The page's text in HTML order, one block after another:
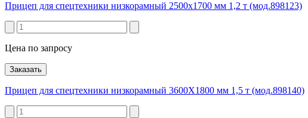
Прицеп для спецтехники низкорамный 2500х1700 мм 1,2 т (мод.898123)
Цена по запросу
Заказать
Прицеп для спецтехники низкорамный 3600Х1800 мм 1,5 т (мод.898140)